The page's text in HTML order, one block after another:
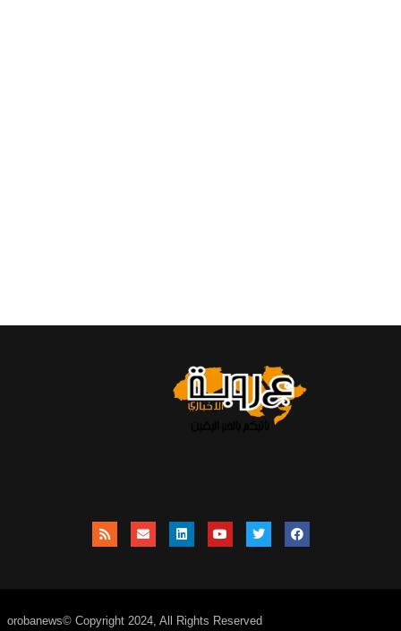
orobanews© Copyright 2024, All Rights Reserved